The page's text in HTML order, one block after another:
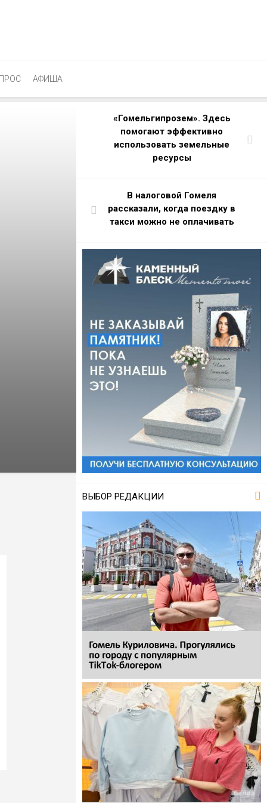
АФИША
«Гомельгипрозем». Здесь
помогают эффективно
использовать земельные
ресурсы
В налоговой Гомеля
рассказали, когда поездку в
такси можно не оплачивать
ВЫБОР РЕДАКЦИИ